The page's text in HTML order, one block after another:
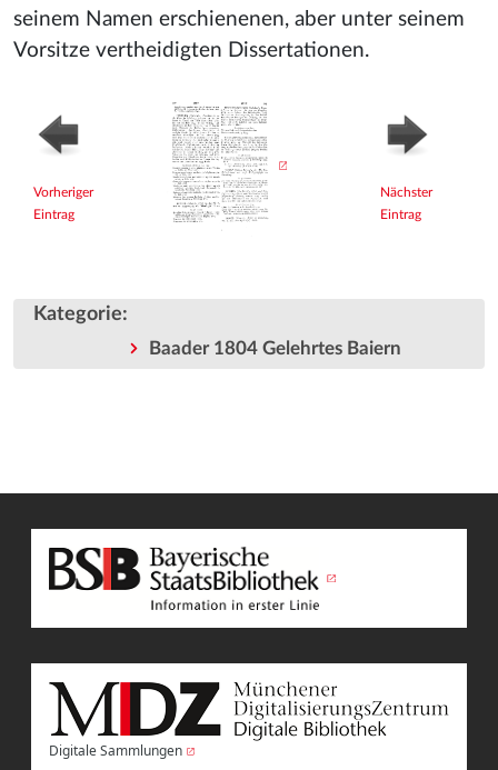
seinem Namen erschienenen, aber unter seinem
Vorsitze vertheidigten Dissertationen.
Vorheriger
Eintrag
Nächster
Eintrag
Kategorie:
Baader 1804 Gelehrtes Baiern
Digitale Sammlungen